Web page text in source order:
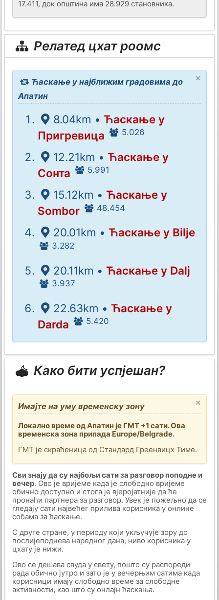
17.411, док општина има 28.929 становника.
Релатед цхат роомс
×
Ћаскање у најближим градовима до
Апатин
8.04km • Ћаскање у
Пригревица
5.026
12.21km • Ћаскање у
Сонта
5.991
15.12km • Ћаскање у
Sombor
48.454
20.01km • Ћаскање у Bilje
3.282
20.11km • Ћаскање у Dalj
3.937
22.63km • Ћаскање у
Darda
5.420
Како бити успјешан?
×
Имајте на уму временску зону
Локално време од Апатин је ГМТ +1 сати. Ова
временска зона припада Europe/Belgrade.
ГМТ је скраћеница од Стандард Греенвицх Тиме.
Сви знају да су најбољи сати за разговор поподне и
вечер. Ово је вријеме када је слободно вријеме
обично доступно и стога је вјеројатније да ће
пронаћи партнера за разговор. Увек је пожељно да се
гледају сати највећег прилива корисника у онлине
собама за ћаскање.
С друге стране, у периоду који укључује зору до
послијеподнева наредног дана, ниво корисника у
цхату је нижи.
Ово се дешава свуда у свету, пошто су распореди
рада обично јутро и зато је у вечерњим сатима када
корисници имају слободно време за слободне
активности, као што су онлајн ћаскања.